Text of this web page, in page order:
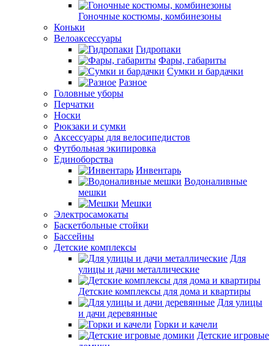
Гоночные костюмы, комбинезоны
Коньки
Велоаксессуары
Гидропаки
Фары, габариты
Сумки и бардачки
Разное
Головные уборы
Перчатки
Носки
Рюкзаки и сумки
Аксессуары для велосипедистов
Футбольная экипировка
Единоборства
Инвентарь
Водоналивные
мешки
Мешки
Электросамокаты
Баскетбольные стойки
Бассейны
Детские комплексы
Для
улицы и дачи металлические
Детские комплексы для дома и квартиры
Для улицы
и дачи деревянные
Горки и качели
Детские игровые